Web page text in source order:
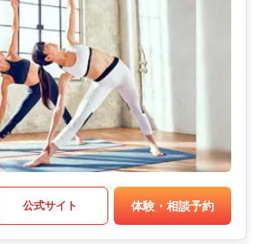
公式サイト 体験・相談予約